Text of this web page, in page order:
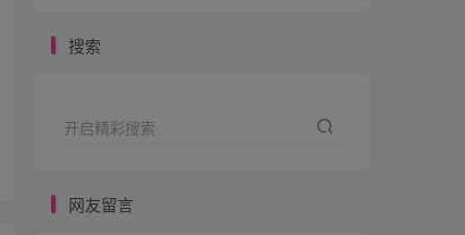
搜索
开启精彩搜索
网友留言